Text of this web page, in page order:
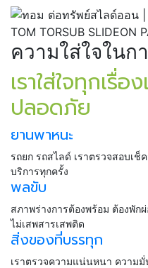
ความใส่ใจในก
เราใส่ใจทุกเรื่อ
ปลอดภัย
ยานพาหนะ
รถยก รถสไลด์ เราตรวจสอบเ
บริการทุกครั้ง
พลขับ
สภาพร่างการต้องพร้อม ต้องพัก
ไม่เสพสารเสพติด
สิ่งของที่บรรทุก
เราตรวจความแน่นหนา ความ